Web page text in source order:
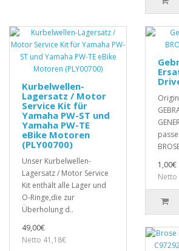
Kurbelwellen-
Lagersatz / Motor
Service Kit für
Yamaha PW-ST und
Yamaha PW-TE
eBike Motoren
(PLY00700)
Unser Kurbelwellen-
Lagersatz / Motor Service
Kit enthält alle Lager und
O-Ringe,die zur
Überholung d..
49,00€
Netto 41,18€
1,00€
Netto